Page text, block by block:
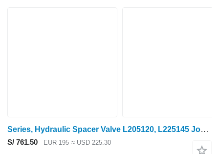
Series, Hydraulic Spacer Valve L205120, L225145 John Deere 6145r, Serie 6r, Válvula espaciadora hidráulica L205120, L225145 para John Deere 6135R tractor de ruedas
S/ 761.50 EUR 195 ≈ USD 225.30